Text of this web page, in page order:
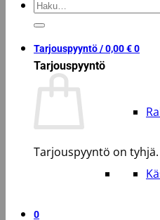
Etsi:
Tarjouspyyntö /0,00€0
Tarjouspyyntö
Tarjouspyyntö on tyhjä.
0